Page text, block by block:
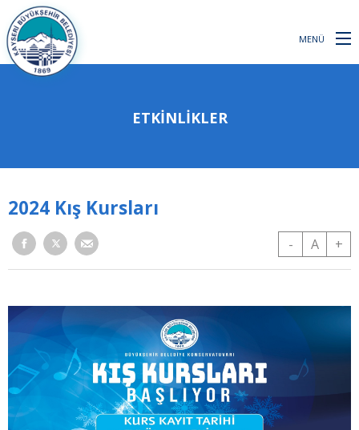
MENÜ
ETKINLIKLER
2024 Kış Kursları
- A +